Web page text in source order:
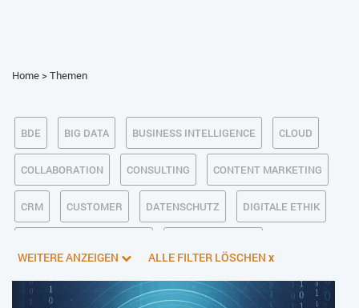
Home>Themen
BDE BIG DATA BUSINESS INTELLIGENCE CLOUD
COLLABORATION CONSULTING CONTENT MARKETING
CRM CUSTOMER DATENSCHUTZ DIGITALE ETHIK
E-BUSINESS ECM/DMS E-COMMERCE EINKAUF
WEITERE ANZEIGEN ALLE FILTER LÖSCHEN x